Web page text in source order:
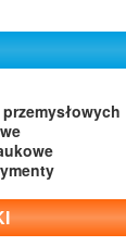
Kontakt